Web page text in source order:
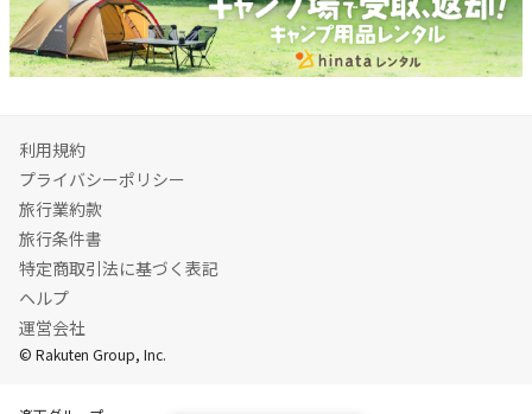
利用規約
プライバシーポリシー
旅行業約款
旅行条件書
特定商取引法に基づく表記
ヘルプ
運営会社
© Rakuten Group, Inc.